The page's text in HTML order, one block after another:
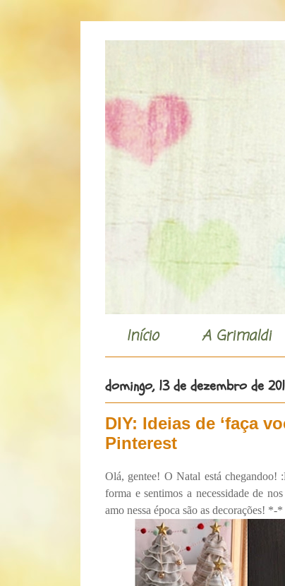
Início A Grimaldi
domingo, 13 de dezembro de
DIY: Ideias de ‘faça
Pinterest
Olá, gentee! O Natal está chegandoo!
forma e sentimos a necessidade de
amo nessa época são as decorações!